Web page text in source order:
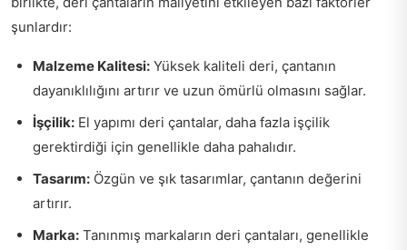
şunlardır:
Malzeme Kalitesi: Yüksek kaliteli deri, çantanın
dayanıklılığını artırır ve uzun ömürlü olmasını sağlar.
İşçilik: El yapımı deri çantalar, daha fazla işçilik
gerektirdiği için genellikle daha pahalıdır.
Tasarım: Özgün ve şık tasarımlar, çantanın değerini
artırır.
Marka: Tanınmış markaların deri çantaları, genellikle